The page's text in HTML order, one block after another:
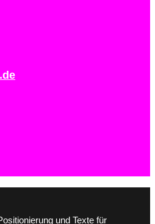
und Texte für